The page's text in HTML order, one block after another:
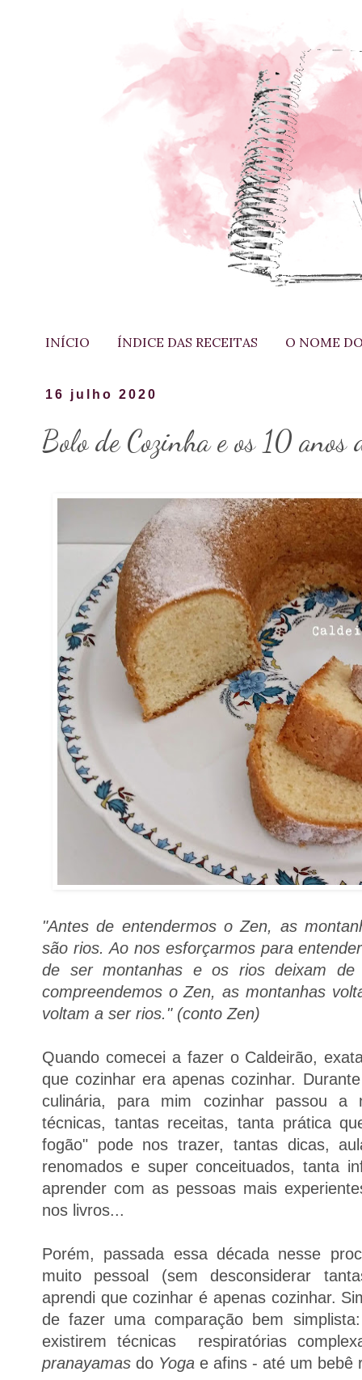
INÍCIO ÍNDICE DAS RECEITAS O NOME
16 julho 2020
Bolo de Cozinha e os 10 anos
"Antes de entendermos o Zen, as
são rios. Ao nos esforçarmos para
de ser montanhas e os rios deixam de
compreendemos o Zen, as montanhas
voltam a ser rios." (conto Zen)
Quando comecei a fazer o Caldeirão,
que cozinhar era apenas cozinhar.
culinária, para mim cozinhar passou
técnicas, tantas receitas, tanta prática
fogão" pode nos trazer, tantas dicas,
renomados e super conceituados, tanta
aprender com as pessoas mais
nos livros...
Porém, passada essa década nesse
muito pessoal (sem desconsiderar
aprendi que cozinhar é apenas cozinhar.
de fazer uma comparação bem
existirem técnicas respiratórias
pranayamas do Yoga e afins - até um bebê